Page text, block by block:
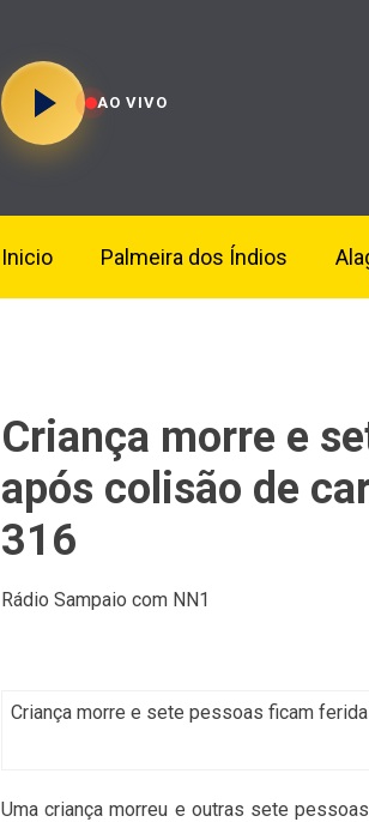
AO VIVO
Inicio Palmeira dos Índios
Criança morre e
após colisão de
316
Rádio Sampaio com NN1
Criança morre e sete pessoas ficam
Uma criança morreu e outras sete